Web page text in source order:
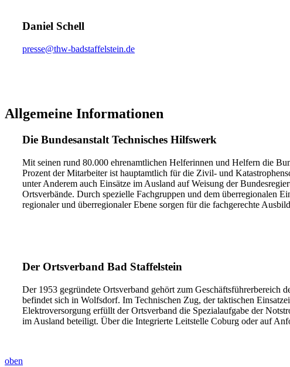
Daniel Schell
presse@thw-badstaffelstein.de
Allgemeine Informationen
Die Bundesanstalt Technisches Hilfswerk
Mit seinen rund 80.000 ehrenamtlichen Helferinnen und Helfern die
Prozent der Mitarbeiter ist hauptamtlich für die Zivil- und
unter Anderem auch Einsätze im Ausland auf Weisung der
Ortsverbände. Durch spezielle Fachgruppen und dem überregionalen
regionaler und überregionaler Ebene sorgen für die fachgerechte
Der Ortsverband Bad Staffelstein
Der 1953 gegründete Ortsverband gehört zum
befindet sich in Wolfsdorf. Im Technischen Zug, der taktischen
Elektroversorgung erfüllt der Ortsverband die Spezialaufgabe der
im Ausland beteiligt. Über die Integrierte Leitstelle Coburg oder auf
oben